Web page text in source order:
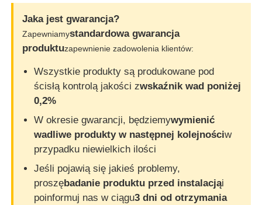
Jaka jest gwarancja?
Zapewniamystandardowa gwarancja
produktuzapewnienie zadowolenia klientów:
Wszystkie produkty są produkowane pod
ścisłą kontrolą jakości zwskaźnik wad poniżej
0,2%
W okresie gwarancji, będziemywymienić
wadliwe produkty w następnej kolejnościw
przypadku niewielkich ilości
Jeśli pojawią się jakieś problemy,
proszębadanie produktu przed instalacjąi
poinformuj nas w ciągu3 dni od otrzymania